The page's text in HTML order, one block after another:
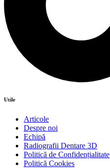
Utile
Articole
Despre noi
Echipă
Radiografii Dentare 3D
Politică de Confidențialitate
Politică Cookies